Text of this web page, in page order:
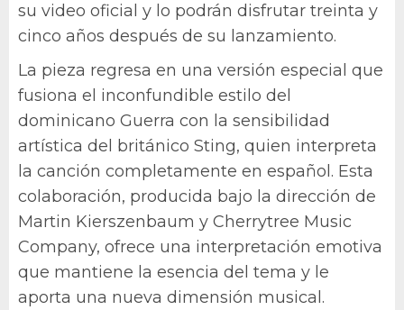
su video oficial y lo podrán disfrutar treinta y
cinco años después de su lanzamiento.
La pieza regresa en una versión especial que
fusiona el inconfundible estilo del
dominicano Guerra con la sensibilidad
artística del británico Sting, quien interpreta
la canción completamente en español. Esta
colaboración, producida bajo la dirección de
Martin Kierszenbaum y Cherrytree Music
Company, ofrece una interpretación emotiva
que mantiene la esencia del tema y le
aporta una nueva dimensión musical.